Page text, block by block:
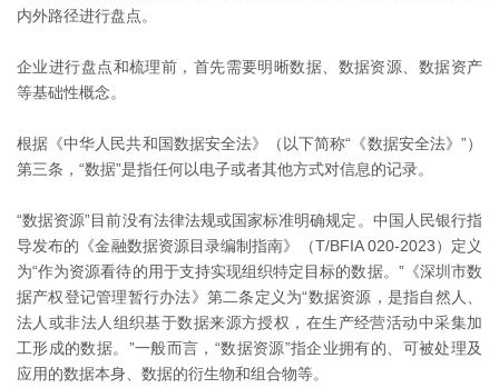
内外路径进行盘点。
企业进行盘点和梳理前，首先需要明晰数据、数据资源、数据资产
等基础性概念。
根据《中华人民共和国数据安全法》（以下简称“《数据安全法》”）
第三条，“数据”是指任何以电子或者其他方式对信息的记录。
“数据资源”目前没有法律法规或国家标准明确规定。中国人民银行指
导发布的《金融数据资源目录编制指南》（T/BFIA 020-2023）定义
为“作为资源看待的用于支持实现组织特定目标的数据。”《深圳市数
据产权登记管理暂行办法》第二条定义为“数据资源，是指自然人、
法人或非法人组织基于数据来源方授权，在生产经营活动中采集加
工形成的数据。”一般而言，“数据资源”指企业拥有的、可被处理及
应用的数据本身、数据的衍生物和组合物等。